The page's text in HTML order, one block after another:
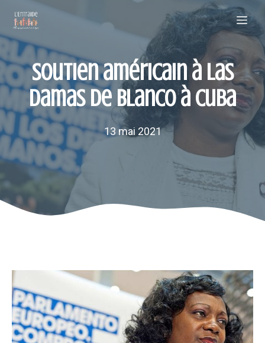
contenu
Soutien américain à Las
Damas de Blanco à Cuba
13 mai 2021